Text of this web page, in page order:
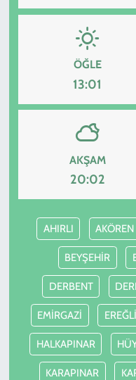
ÖĞLE
13:01
AKŞAM
20:02
AHIRLI AKÖREN
BEYŞEHİR
DERBENT
EMİRGAZİ EREĞLİ
HALKAPINAR
KARAPINAR